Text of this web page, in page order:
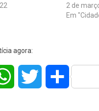
2 de
Em
agora:
WhatsAppTwitter Share